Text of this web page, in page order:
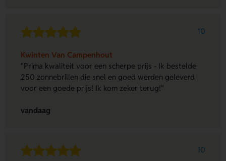
10
Kwinten Van Campenhout
"Prima kwaliteit voor een scherpe prijs - Ik bestelde
250 zonnebrillen die snel en goed werden geleverd
voor een goede prijs! Ik kom zeker terug!"
vandaag
10